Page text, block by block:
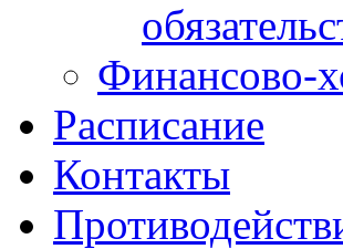
Финансово-
Расписание
Контакты